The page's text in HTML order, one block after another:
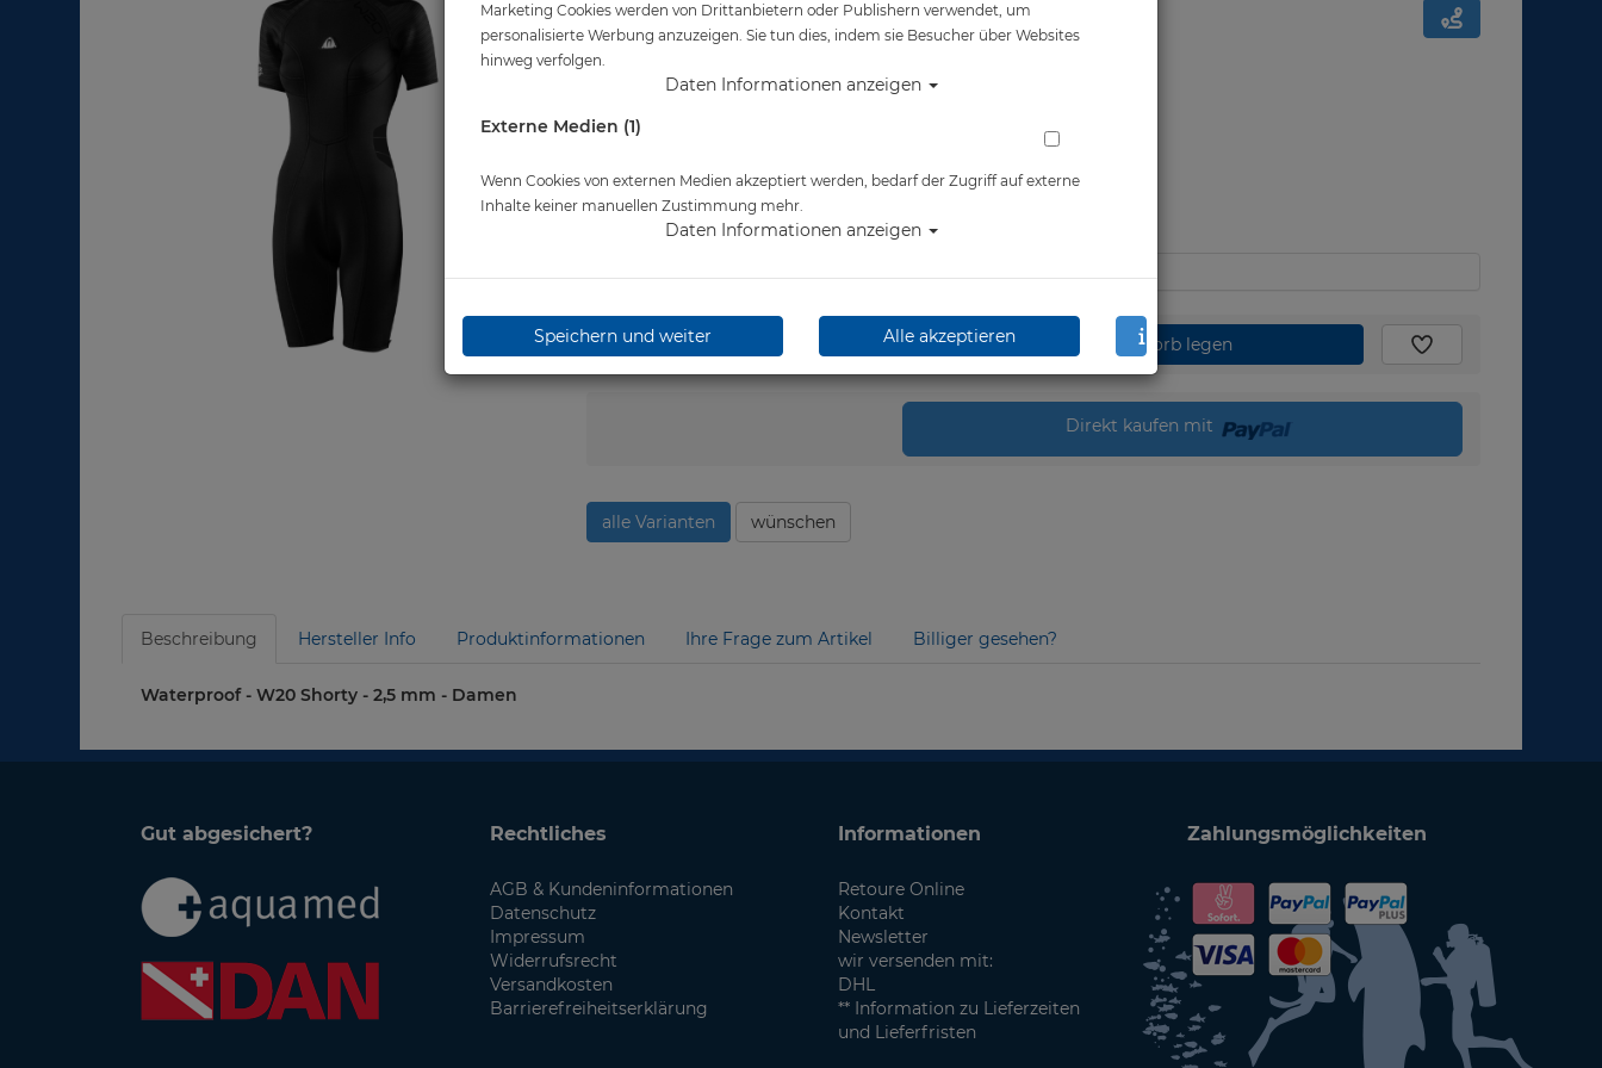
Artikelnr.: wat-33122200
Herstellerpreis: 169,00 €
Lieferbar in 1-2 Wochen
in den Warenkorb legen
Direkt kaufen mit
alle Varianten wünschen
Beschreibung Hersteller Info Produktinformationen Ihre Frage zum Artikel Billiger gesehen?
Waterproof - W20 Shorty - 2,5 mm - Damen
Gut abgesichert? Rechtliches
AGB & Kundeninformationen
Datenschutz
Impressum
Widerrufsrecht
Versandkosten
Barrierefreiheitserklärung
Informationen
Retoure Online
Kontakt
Newsletter
wir versenden mit:
DHL
** Information zu Lieferzeiten
und Lieferfristen
Zahlungsmöglichkeiten
Marketing Cookies werden von Drittanbietern oder Publishern verwendet, um
personalisierte Werbung anzuzeigen. Sie tun dies, indem sie Besucher über Websites
hinweg verfolgen.
Daten Informationen anzeigen
Externe Medien (1)
Wenn Cookies von externen Medien akzeptiert werden, bedarf der Zugriff auf externe
Inhalte keiner manuellen Zustimmung mehr.
Daten Informationen anzeigen
Speichern und weiter Alle akzeptieren